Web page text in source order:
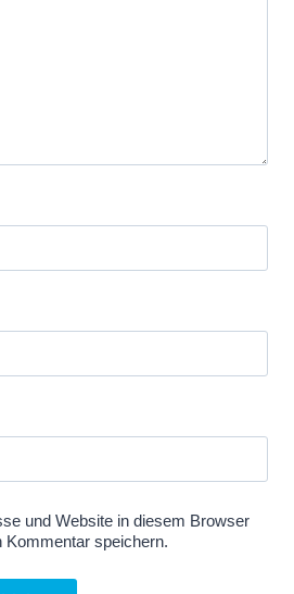
und Website in diesem Browser
Kommentar speichern.